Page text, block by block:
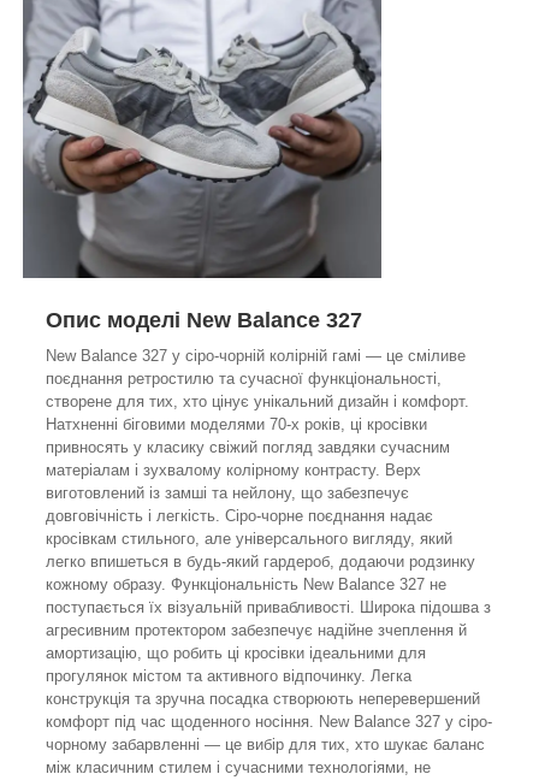
Опис моделі New Balance 327
New Balance 327 у сіро-чорній колірній гамі — це сміливе
поєднання ретростилю та сучасної функціональності,
створене для тих, хто цінує унікальний дизайн і комфорт.
Натхненні біговими моделями 70-х років, ці кросівки
привносять у класику свіжий погляд завдяки сучасним
матеріалам і зухвалому колірному контрасту. Верх
виготовлений із замші та нейлону, що забезпечує
довговічність і легкість. Сіро-чорне поєднання надає
кросівкам стильного, але універсального вигляду, який
легко впишеться в будь-який гардероб, додаючи родзинку
кожному образу. Функціональність New Balance 327 не
поступається їх візуальній привабливості. Широка підошва з
агресивним протектором забезпечує надійне зчеплення й
амортизацію, що робить ці кросівки ідеальними для
прогулянок містом та активного відпочинку. Легка
конструкція та зручна посадка створюють неперевершений
комфорт під час щоденного носіння. New Balance 327 у сіро-
чорному забарвленні — це вибір для тих, хто шукає баланс
між класичним стилем і сучасними технологіями, не